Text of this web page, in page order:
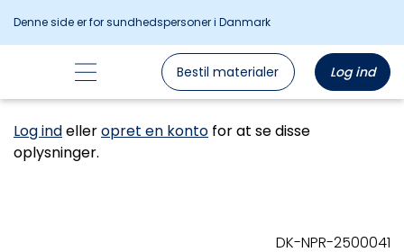
Denne side er for sundhedspersoner i Danmark
Bestil materialer Log ind
Log indelleropret en konto for at se disse
oplysninger.
DK-NPR-2500041